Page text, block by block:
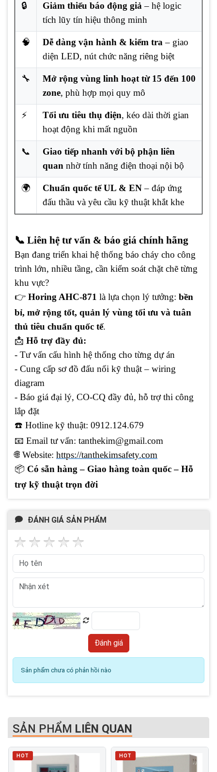
🔒 Giảm thiểu báo động giả– hệ logic
tích lũy tín hiệu thông minh
🧠 Dễ dàng vận hành & kiểm tra– giao
diện LED, nút chức năng riêng biệt
🔧
Mở rộng vùng linh hoạt từ 15 đến 100
zone, phù hợp mọi quy mô
⚡ Tối ưu tiêu thụ điện, kéo dài thời gian
hoạt động khi mất nguồn
📞
Giao tiếp nhanh với bộ phận liên
quan nhờ tính năng điện thoại nội bộ
🌍 Chuẩn quốc tế UL & EN– đáp ứng
đấu thầu và yêu cầu kỹ thuật khắt khe
📞 Liên hệ tư vấn & báo giá chính hãng
Bạn đang triển khai hệ thống báo cháy cho công
trình lớn, nhiều tầng, cần kiểm soát chặt chẽ từng
khu vực?
👉 Horing AHC-871 là lựa chọn lý tưởng: bền
bỉ, mở rộng tốt, quản lý vùng tối ưu và tuân
thủ tiêu chuẩn quốc tế.
📩 Hỗ trợ đầy đủ:
- Tư vấn cấu hình hệ thống cho từng dự án
- Cung cấp sơ đồ đấu nối kỹ thuật – wiring
diagram
- Báo giá đại lý, CO-CQ đầy đủ, hỗ trợ thi công
lắp đặt
☎️ Hotline kỹ thuật: 0912.124.679
📧 Email tư vấn: tanthekim@gmail.com
🌐 Website: https://tanthekimsafety.com
📦 Có sẵn hàng – Giao hàng toàn quốc – Hỗ
trợ kỹ thuật trọn đời
ĐÁNH GIÁ SẢN PHẨM
Sản phẩm chưa có phản hồi nào
SẢN PHẨM LIÊN QUAN
HOT HOT